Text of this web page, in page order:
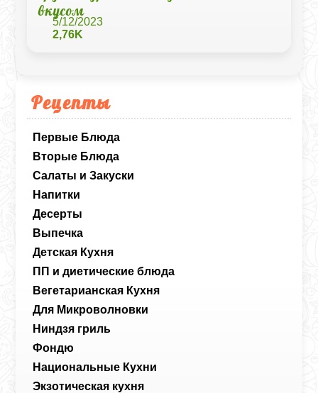
Рецепты
Первые Блюда
Вторые Блюда
Салаты и Закуски
Напитки
Десерты
Выпечка
Детская Кухня
ПП и диетические блюда
Вегетарианская Кухня
Для Микроволновки
Ниндзя гриль
Фондю
Национальные Кухни
Экзотическая кухня
вкусом
5/12/2023
2,76K